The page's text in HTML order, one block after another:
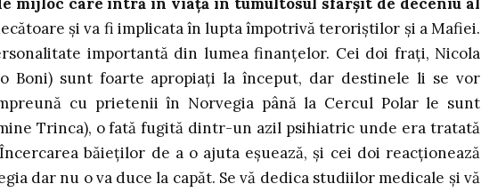
și va fi implicata în lupta împotrivă teroriștilor și a Mafiei.
importantă din lumea finanțelor. Cei doi frați, Nicola
Boni) sunt foarte apropiați la început, dar destinele li se vor
cu prietenii în Norvegia până la Cercul Polar le sunt
Trinca), o fată fugită dintr-un azil psihiatric unde era tratată
băieților de a o ajuta eșuează, și cei doi reacționează
dar nu o va duce la capăt. Se vă dedica studiilor medicale și vă